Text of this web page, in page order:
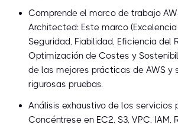
Comprende el marco de trabajo
Architected: Este marco
Seguridad, Fiabilidad, Eficiencia del
Optimización de Costes y
de las mejores prácticas de AWS y
rigurosas pruebas.
Análisis exhaustivo de los servicios
Concéntrese en EC2, S3, VPC, IAM,